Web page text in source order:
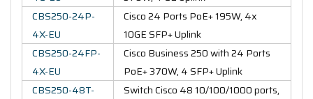
CBS250-24P-
4X-EU
Cisco 24 Ports PoE+ 195W, 4x
10GE SFP+ Uplink
CBS250-24FP-
4X-EU
Cisco Business 250 with 24 Ports
PoE+ 370W, 4 SFP+ Uplink
CBS250-48T-
Switch Cisco 48 10/100/1000 ports,